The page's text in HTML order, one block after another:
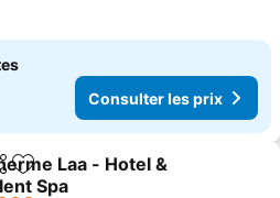
Consulter les prix
Ajouter à mes favoris
Laa - Hotel &
Spa